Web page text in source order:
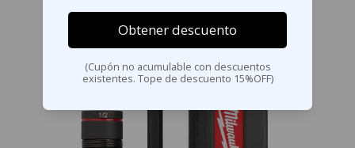
Obtener descuento
(Cupón no acumulable con descuentos
existentes. Tope de descuento 15%OFF)